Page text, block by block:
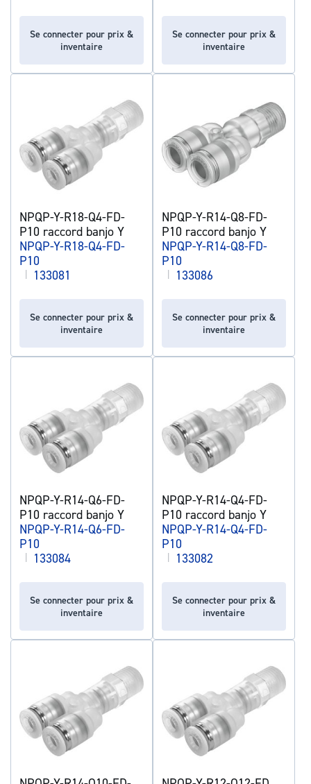
Se connecter pour prix &
inventaire
Se connecter pour prix &
inventaire
NPQP-Y-R18-Q4-FD-
P10 raccord banjo Y
NPQP-Y-R18-Q4-FD-
P10
| 133081
Se connecter pour prix &
inventaire
NPQP-Y-R14-Q8-FD-
P10 raccord banjo Y
NPQP-Y-R14-Q8-FD-
P10
| 133086
Se connecter pour prix &
inventaire
NPQP-Y-R14-Q6-FD-
P10 raccord banjo Y
NPQP-Y-R14-Q6-FD-
P10
| 133084
Se connecter pour prix &
inventaire
NPQP-Y-R14-Q4-FD-
P10 raccord banjo Y
NPQP-Y-R14-Q4-FD-
P10
| 133082
Se connecter pour prix &
inventaire